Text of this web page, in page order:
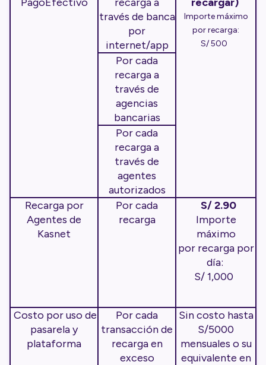
través de banca
por
internet/app
Importe máximo
por recarga:
S/ 500
Por cada
recarga a
través de
agencias
bancarias
Por cada
recarga a
través de
agentes
autorizados
Recarga por
Agentes de
Kasnet
Por cada
recarga
S/ 2.90
Importe
máximo
por recarga por
día:
S/ 1,000
Costo por uso de
pasarela y
plataforma
Por cada
transacción de
recarga en
exceso
Sin costo hasta
S/5000
mensuales o su
equivalente en